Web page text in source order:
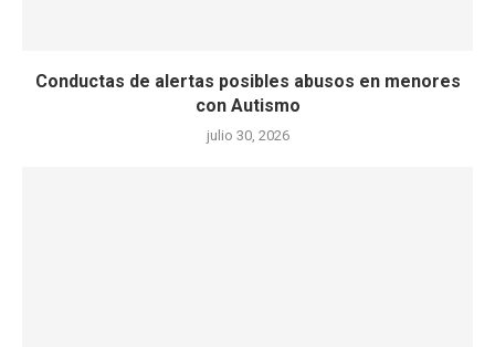
Conductas de alertas posibles abusos en menores
con Autismo
julio 30, 2026